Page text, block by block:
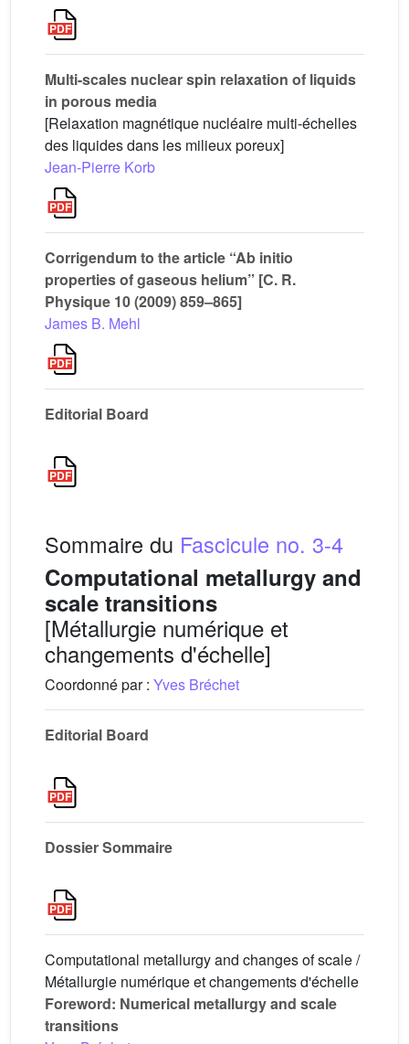
Multi-scales nuclear spin relaxation of liquids
in porous media
[Relaxation magnétique nucléaire multi-échelles
des liquides dans les milieux poreux]
Jean-Pierre Korb
Corrigendum to the article “Ab initio
properties of gaseous helium” [C. R.
Physique 10 (2009) 859–865]
James B. Mehl
Editorial Board
Sommaire du Fascicule no. 3-4
Computational metallurgy and
scale transitions
[Métallurgie numérique et
changements d'échelle]
Coordonné par : Yves Bréchet
Editorial Board
Dossier Sommaire
Computational metallurgy and changes of scale /
Métallurgie numérique et changements d'échelle
Foreword: Numerical metallurgy and scale
transitions